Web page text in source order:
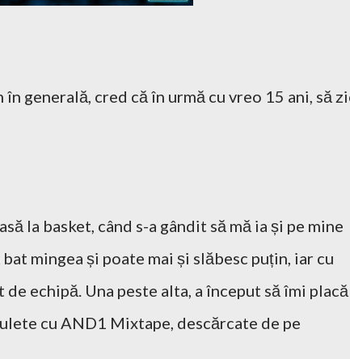
generală, cred că în urmă cu vreo 15 ani, să
la basket, când s-a gândit să mă ia și pe mine
mingea și poate mai și slăbesc puțin, iar cu
echipă. Una peste alta, a început să îmi placă
cu AND1 Mixtape, descărcate de pe